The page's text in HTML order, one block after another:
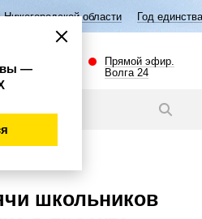
Год единства народов России
Прямой эфир.
Волга 24
школьников
—